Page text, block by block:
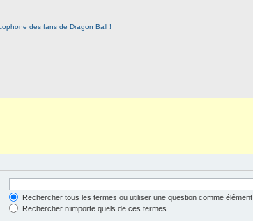
Rechercher tous les termes ou utiliser une question comme élément
Rechercher n’importe quels de ces termes